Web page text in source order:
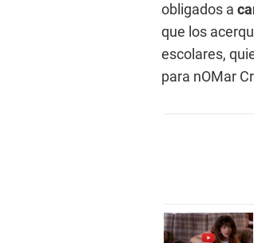
obligados a
que los
escolares,
para nOMar